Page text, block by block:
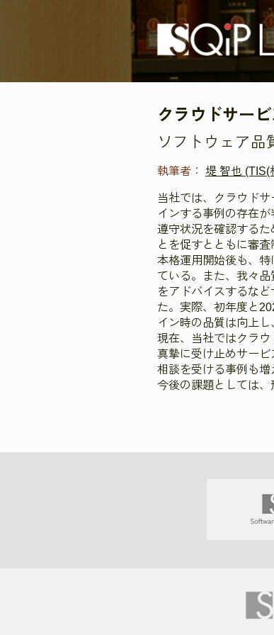
クラウドサー
ソフトウェア品
執筆者： 堤 智也 (TIS(
当社では、クラウド
インする事例の存在
遵守状況を確認する
とを促すとともに審
本格運用開始後も、
ている。また、我々
をアドバイスするな
た。実際、初年度と
イン時の品質は向上
現在、当社ではクラ
真摯に受け止めサー
相談を受ける事例も増
今後の課題としては、